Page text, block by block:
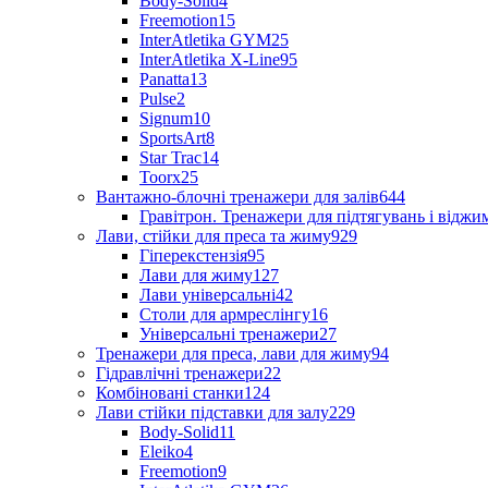
Freemotion15
InterAtletika GYM25
InterAtletika X-Line95
Panatta13
Pulse2
Signum10
SportsArt8
Star Trac14
Toorx25
Вантажно-блочні тренажери для залів644
Гравітрон. Тренажери для підтягувань і
Лави, стійки для преса та жиму929
Гіперекстензія95
Лави для жиму127
Лави універсальні42
Столи для армреслінгу16
Універсальні тренажери27
Тренажери для преса, лави для жиму94
Гідравлічні тренажери22
Комбіновані станки124
Лави стійки підставки для залу229
Body-Solid11
Eleiko4
Freemotion9